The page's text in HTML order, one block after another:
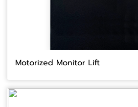
Motorized Monitor Lift